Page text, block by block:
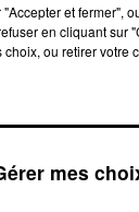
et fermer",
en cliquant
ou retirer
mes